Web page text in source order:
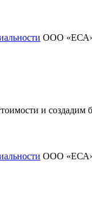
ООО
и создадим
ООО